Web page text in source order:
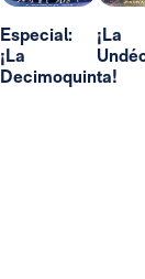
Especial:
¡La
Decimoquinta!
¡La